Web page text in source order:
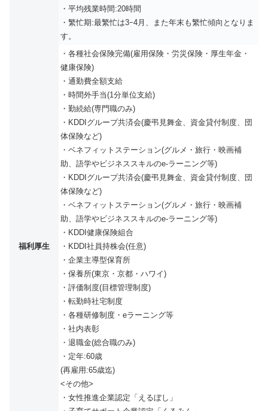
・平均残業時間:20時間
・繁忙期:最繁忙は3ｰ4月、また年末も繁忙傾向となりま
す。
福利厚生
・各種社会保険完備(雇用保険・労災保険・厚生年金・
健康保険)
・通勤費全額支給
・時間外手当(1分単位支給)
・勤続給(専門職のみ)
・KDDIグループ共済会(慶弔見舞金、資金貸付制度、団
体保険など)
・ベネフィットステーション(グルメ・旅行・映画補
助、語学やビジネススキルのe-ラーニング等)
・KDDIグループ共済会(慶弔見舞金、資金貸付制度、団
体保険など)
・ベネフィットステーション(グルメ・旅行・映画補
助、語学やビジネススキルのe-ラーニング等)
・KDDI健康保険組合
・KDDI社員持株会(任意)
・企業主導型保育所
・保養所(東京・京都・ハワイ)
・評価制度(目標管理制度)
・転勤時社宅制度
・各種研修制度・eラーニング等
・社内表彰
・退職金(総合職のみ)
・定年:60歳
(再雇用:65歳迄)
<その他>
・女性推進企業認定「えるぼし」